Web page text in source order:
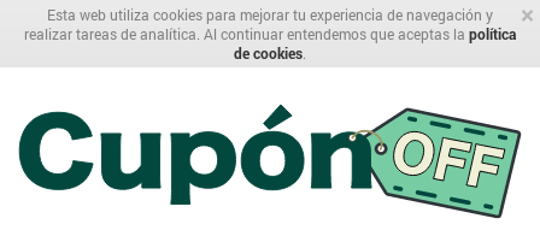
×
Esta web utiliza cookies para mejorar tu experiencia de navegación y
realizar tareas de analítica. Al continuar entendemos que aceptas la política
de cookies